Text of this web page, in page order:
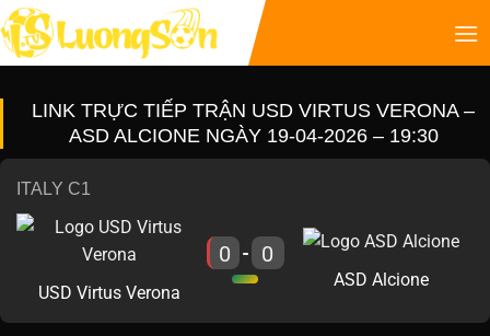
LINK TRỰC TIẾP TRẬN USD VIRTUS VERONA –
ASD ALCIONE NGÀY 19-04-2026 – 19:30
ITALY C1
USD Virtus Verona
0 - 0
ASD Alcione